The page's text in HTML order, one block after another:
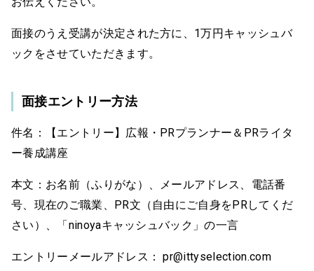
面接のうえ受講が決定された方に、1万円キャッシュバ
ックをさせていただきます。
面接エントリー方法
件名：【エントリー】広報・PRプランナー＆PRライタ
ー養成講座
本文：お名前（ふりがな）、メールアドレス、電話番
号、現在のご職業、PR文（自由にご自身をPRしてくだ
さい）、「ninoyaキャッシュバック」の一言
エントリーメールアドレス： pr@ittyselection.com